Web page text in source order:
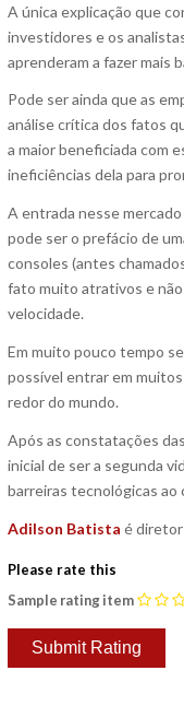
A única explicação que
investidores e os
aprenderam a fazer mais
Pode ser ainda que as
análise crítica dos fatos
a maior beneficiada com
ineficiências dela para
A entrada nesse
pode ser o prefácio de
consoles (antes
fato muito atrativos e não
velocidade.
Em muito pouco tempo
possível entrar em
redor do mundo.
Após as constatações
inicial de ser a segunda
barreiras tecnológicas
Adilson Batista é diretor
Please rate this
Sample rating item